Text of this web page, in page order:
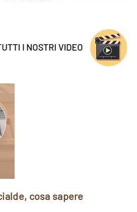
cosa sapere